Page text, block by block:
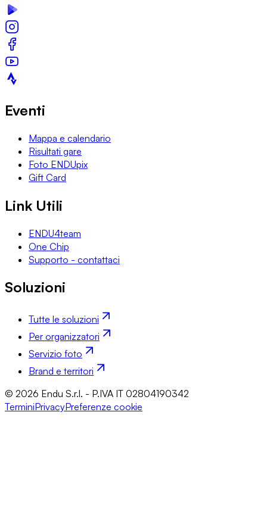
Eventi
Mappa e calendario
Risultati gare
Foto ENDUpix
Gift Card
Link Utili
ENDU4team
One Chip
Supporto - contattaci
Soluzioni
Tutte le soluzioni
Per organizzatori
Servizio foto
Brand e territori
© 2026 Endu S.r.l. - P.IVA IT 02804190342
TerminiPrivacyPreferenze cookie